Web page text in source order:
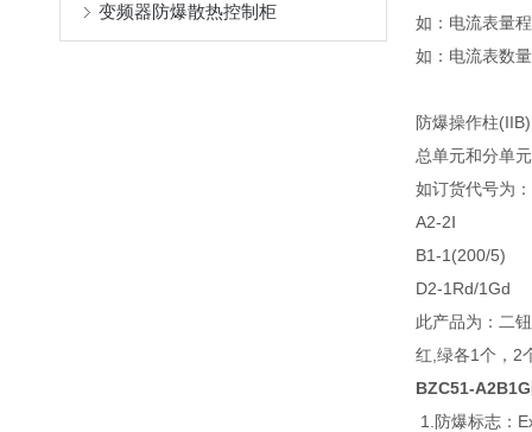
变频器防爆散热控制柜
如：电流表量
如：电流表数
防爆操作柱
总单元和分单
如订货代号为
A2-2Ⅰ
B1-1(200/5)
D2-1Rd/1Gd
此产品为：二
红,绿各1个，2
BZC51-
1.防爆标志：